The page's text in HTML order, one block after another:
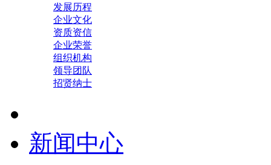
发展历程
企业文化
资质资信
企业荣誉
组织机构
领导团队
招贤纳士
新闻中心